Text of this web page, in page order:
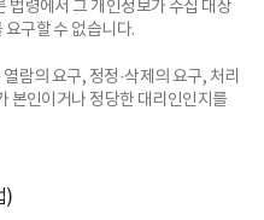
령에서 그 개인정보가 수집 대상
구할 수 없습니다.
람의 요구, 정정·삭제의 요구, 처리
본인이거나 정당한 대리인인지를
)